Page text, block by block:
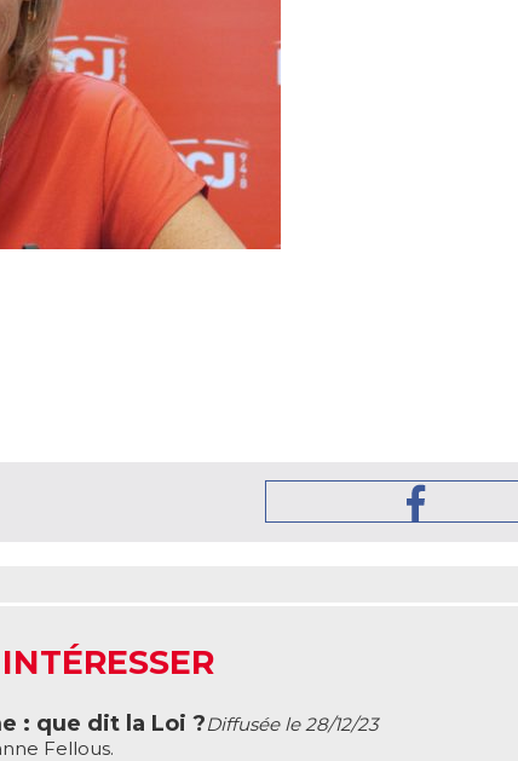
: que dit la Loi ?Diffusée le 28/12/23
Fellous.